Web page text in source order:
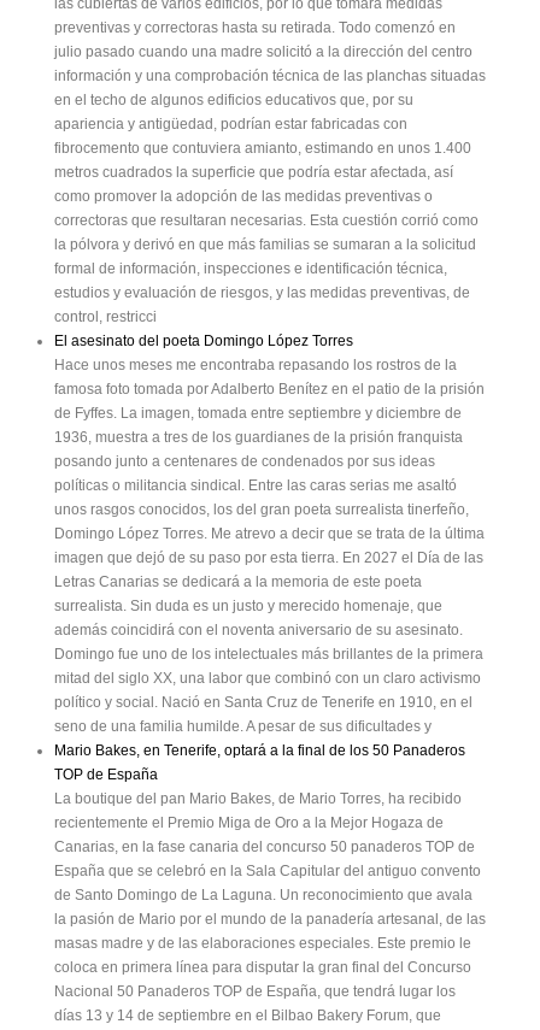
las cubiertas de varios edificios, por lo que tomará medidas
preventivas y correctoras hasta su retirada. Todo comenzó en
julio pasado cuando una madre solicitó a la dirección del centro
información y una comprobación técnica de las planchas situadas
en el techo de algunos edificios educativos que, por su
apariencia y antigüedad, podrían estar fabricadas con
fibrocemento que contuviera amianto, estimando en unos 1.400
metros cuadrados la superficie que podría estar afectada, así
como promover la adopción de las medidas preventivas o
correctoras que resultaran necesarias. Esta cuestión corrió como
la pólvora y derivó en que más familias se sumaran a la solicitud
formal de información, inspecciones e identificación técnica,
estudios y evaluación de riesgos, y las medidas preventivas, de
control, restricci
El asesinato del poeta Domingo López Torres
Hace unos meses me encontraba repasando los rostros de la
famosa foto tomada por Adalberto Benítez en el patio de la prisión
de Fyffes. La imagen, tomada entre septiembre y diciembre de
1936, muestra a tres de los guardianes de la prisión franquista
posando junto a centenares de condenados por sus ideas
políticas o militancia sindical. Entre las caras serias me asaltó
unos rasgos conocidos, los del gran poeta surrealista tinerfeño,
Domingo López Torres. Me atrevo a decir que se trata de la última
imagen que dejó de su paso por esta tierra. En 2027 el Día de las
Letras Canarias se dedicará a la memoria de este poeta
surrealista. Sin duda es un justo y merecido homenaje, que
además coincidirá con el noventa aniversario de su asesinato.
Domingo fue uno de los intelectuales más brillantes de la primera
mitad del siglo XX, una labor que combinó con un claro activismo
político y social. Nació en Santa Cruz de Tenerife en 1910, en el
seno de una familia humilde. A pesar de sus dificultades y
Mario Bakes, en Tenerife, optará a la final de los 50 Panaderos
TOP de España
La boutique del pan Mario Bakes, de Mario Torres, ha recibido
recientemente el Premio Miga de Oro a la Mejor Hogaza de
Canarias, en la fase canaria del concurso 50 panaderos TOP de
España que se celebró en la Sala Capitular del antiguo convento
de Santo Domingo de La Laguna. Un reconocimiento que avala
la pasión de Mario por el mundo de la panadería artesanal, de las
masas madre y de las elaboraciones especiales. Este premio le
coloca en primera línea para disputar la gran final del Concurso
Nacional 50 Panaderos TOP de España, que tendrá lugar los
días 13 y 14 de septiembre en el Bilbao Bakery Forum, que